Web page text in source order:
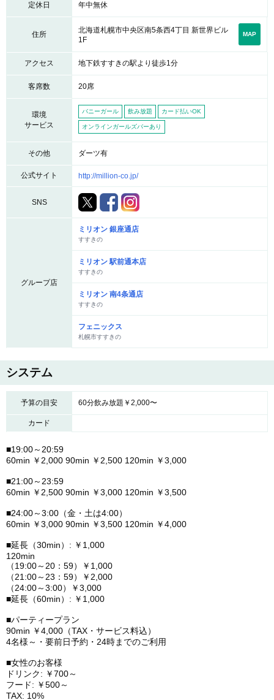
定休日 年中無休
住所
北海道札幌市中央区南5条西4丁目 新世界ビル
1F
MAP
アクセス 地下鉄すすきの駅より徒歩1分
客席数 20席
環境
サービス
バニーガール 飲み放題 カード払いOK
オンラインガールズバーあり
その他 ダーツ有
公式サイト http://million-co.jp/
SNS
グループ店
ミリオン 銀座通店
すすきの
ミリオン 駅前通本店
すすきの
ミリオン 南4条通店
すすきの
フェニックス
札幌市すすきの
システム
予算の目安 60分飲み放題￥2,000〜
カード
■19:00～20:59
60min ￥2,000 90min ￥2,500 120min ￥3,000
■21:00～23:59
60min ￥2,500 90min ￥3,000 120min ￥3,500
■24:00～3:00（金・土は4:00）
60min ￥3,000 90min ￥3,500 120min ￥4,000
■延長（30min）: ￥1,000
120min
（19:00～20：59）￥1,000
（21:00～23：59）￥2,000
（24:00～3:00）￥3,000
■延長（60min）: ￥1,000
■パーティープラン
90min ￥4,000（TAX・サービス料込）
4名様～・要前日予約・24時までのご利用
■女性のお客様
ドリンク: ￥700～
フード: ￥500～
TAX: 10%